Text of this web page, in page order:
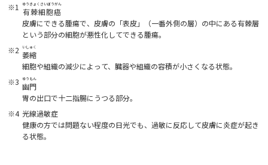
※1 有棘細胞癌
ゆうきょくさいぼうがん
皮膚にできる腫瘍で、皮膚の「表皮」（一番外側の層）の中にある有棘層
という部分の細胞が悪性化してできる腫瘍。
※2 萎縮
いしゅく
細胞や組織の減少によって、臓器や組織の容積が小さくなる状態。
※3 幽門
ゆうもん
胃の出口で十二指腸にうつる部分。
※4 光線過敏症
健康の方では問題ない程度の日光でも、過敏に反応して皮膚に炎症が起き
る状態。